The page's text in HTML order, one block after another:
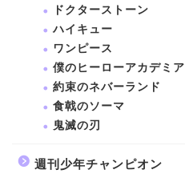
ドクターストーン
ハイキュー
ワンピース
僕のヒーローアカデミア
約束のネバーランド
食戟のソーマ
鬼滅の刃
週刊少年チャンピオン